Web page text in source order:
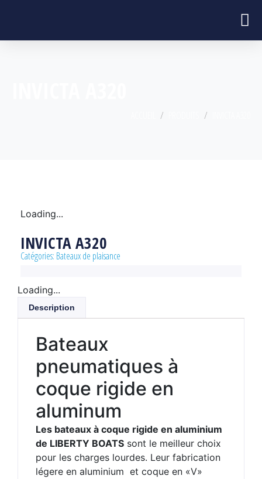
Loading...
INVICTA A320
Catégories: Bateaux de plaisance
Loading...
Description
Bateaux
pneumatiques à
coque rigide en
aluminum
Les bateaux à coque rigide en aluminium
de LIBERTY BOATS sont le meilleur choix
pour les charges lourdes. Leur fabrication
légere en aluminium et coque en «V»